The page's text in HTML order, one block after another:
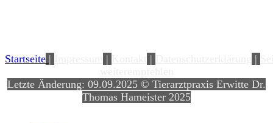
Startseite | | | |
Letzte Änderung: 09.09.2025 © Tierarztpraxis Erwitte Dr.
Thomas Hameister 2025